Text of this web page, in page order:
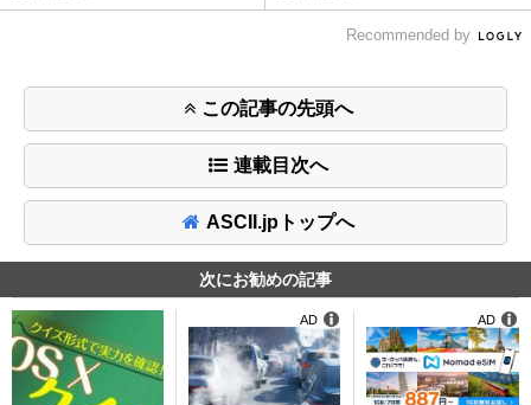
Recommended by
この記事の先頭へ
連載目次へ
ASCII.jpトップへ
次にお勧めの記事
AD AD